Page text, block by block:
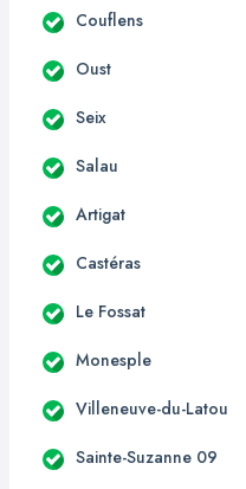
Couflens
Oust
Seix
Salau
Artigat
Castéras
Le Fossat
Monesple
Villeneuve-du-Latou
Sainte-Suzanne 09